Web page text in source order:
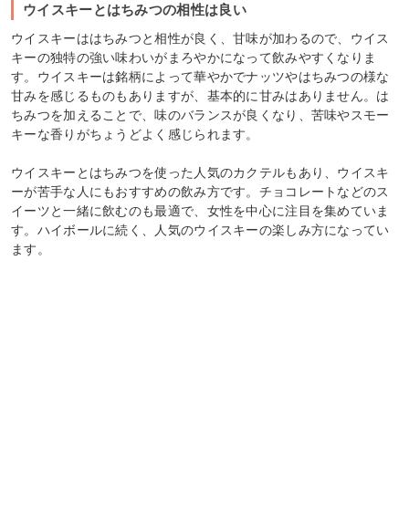
ウイスキーとはちみつの相性は良い
ウイスキーははちみつと相性が良く、甘味が加わるので、ウイス
キーの独特の強い味わいがまろやかになって飲みやすくなりま
す。ウイスキーは銘柄によって華やかでナッツやはちみつの様な
甘みを感じるものもありますが、基本的に甘みはありません。は
ちみつを加えることで、味のバランスが良くなり、苦味やスモー
キーな香りがちょうどよく感じられます。
ウイスキーとはちみつを使った人気のカクテルもあり、ウイスキ
ーが苦手な人にもおすすめの飲み方です。チョコレートなどのス
イーツと一緒に飲むのも最適で、女性を中心に注目を集めていま
す。ハイボールに続く、人気のウイスキーの楽しみ方になってい
ます。